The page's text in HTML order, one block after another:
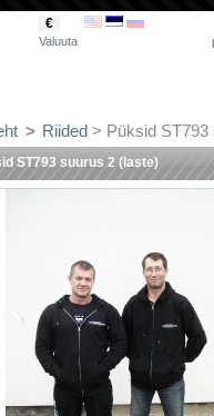
€
Valuuta
> Riided > Püksid ST793
ST793 suurus 2 (laste)